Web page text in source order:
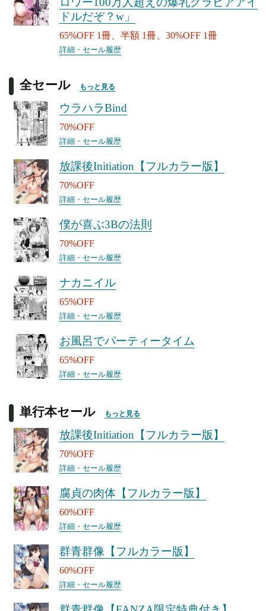
ドルだぞ？w」
65%OFF 1冊、半額 1冊、30%OFF 1冊
詳細・セール履歴
全セール もっと見る
ウラハラBind
70%OFF
詳細・セール履歴
放課後Initiation【フルカラー版】
70%OFF
詳細・セール履歴
僕が喜ぶ3Bの法則
70%OFF
詳細・セール履歴
ナカニイル
65%OFF
詳細・セール履歴
お風呂でパーティータイム
65%OFF
詳細・セール履歴
単行本セール もっと見る
放課後Initiation【フルカラー版】
70%OFF
詳細・セール履歴
腐貞の肉体【フルカラー版】
60%OFF
詳細・セール履歴
群青群像【フルカラー版】
60%OFF
詳細・セール履歴